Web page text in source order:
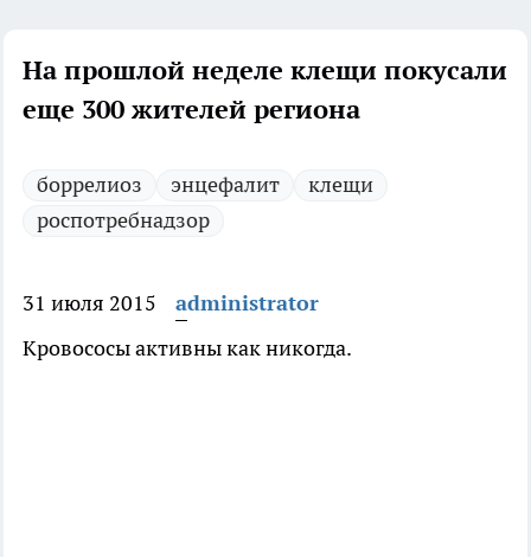
На прошлой неделе клещи покусали
еще 300 жителей региона
боррелиоз энцефалит
клещи
роспотребнадзор
31 июля 2015
administrator
Кровососы активны как никогда.